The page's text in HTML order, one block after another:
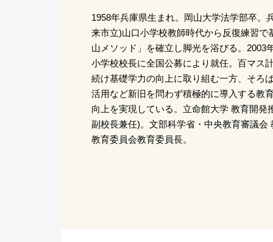
1958年兵庫県生まれ。岡山大学法学部卒。
来市立)山口小学校教師時代から反復練習で
山メソッド」を確立し脚光を浴びる。2003
小学校校長に全国公募により就任。百マス
続け基礎学力の向上に取り組む一方、そろ
活用など新旧を問わず積極的に導入する教
向上を実現している。立命館大学 教育開発
副校長兼任)。文部科学省・中央教育審議会
教育委員会教育委員長。